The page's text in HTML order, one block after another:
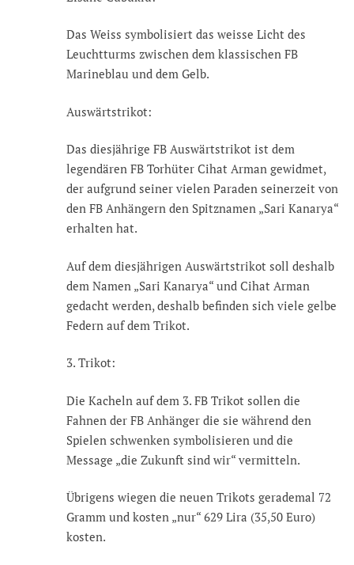
Das Weiss symbolisiert das weisse Licht des
Leuchtturms zwischen dem klassischen FB
Marineblau und dem Gelb.
Auswärtstrikot:
Das diesjährige FB Auswärtstrikot ist dem
legendären FB Torhüter Cihat Arman gewidmet,
der aufgrund seiner vielen Paraden seinerzeit von
den FB Anhängern den Spitznamen „Sari Kanarya“
erhalten hat.
Auf dem diesjährigen Auswärtstrikot soll deshalb
dem Namen „Sari Kanarya“ und Cihat Arman
gedacht werden, deshalb befinden sich viele gelbe
Federn auf dem Trikot.
3. Trikot:
Die Kacheln auf dem 3. FB Trikot sollen die
Fahnen der FB Anhänger die sie während den
Spielen schwenken symbolisieren und die
Message „die Zukunft sind wir“ vermitteln.
Übrigens wiegen die neuen Trikots gerademal 72
Gramm und kosten „nur“ 629 Lira (35,50 Euro)
kosten.